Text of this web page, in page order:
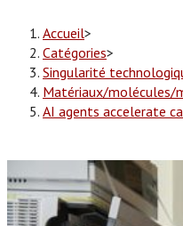
Accueil>
Catégories>
Singularité
Matériaux/molécules/
AI agents accelerate